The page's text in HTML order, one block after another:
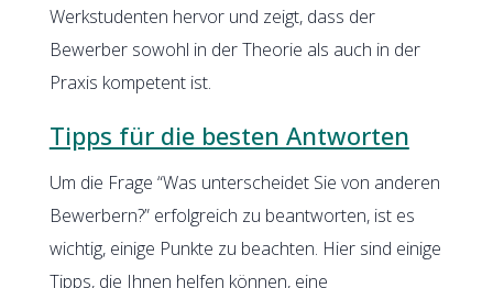
Werkstudenten hervor und zeigt, dass der
Bewerber sowohl in der Theorie als auch in der
Praxis kompetent ist.
Tipps für die besten Antworten
Um die Frage “Was unterscheidet Sie von anderen
Bewerbern?” erfolgreich zu beantworten, ist es
wichtig, einige Punkte zu beachten. Hier sind einige
Tipps, die Ihnen helfen können, eine